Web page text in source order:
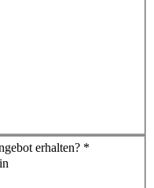
erhalten? *